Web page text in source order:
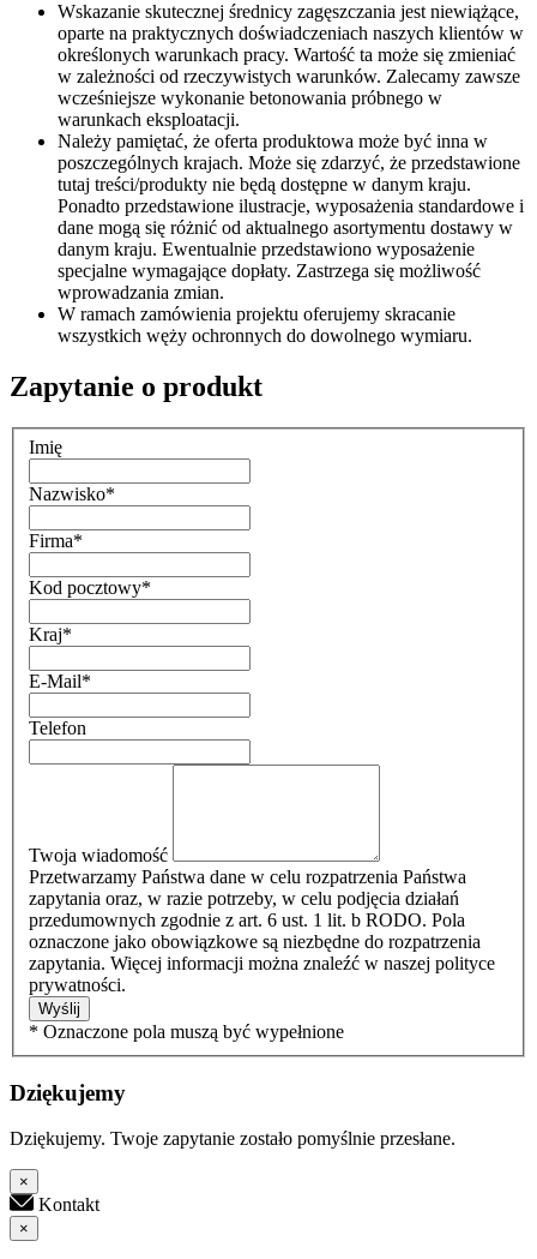
Wskazanie skutecznej średnicy zagęszczania jest niewiążące,
oparte na praktycznych doświadczeniach naszych klientów w
określonych warunkach pracy. Wartość ta może się zmieniać
w zależności od rzeczywistych warunków. Zalecamy zawsze
wcześniejsze wykonanie betonowania próbnego w
warunkach eksploatacji.
Należy pamiętać, że oferta produktowa może być inna w
poszczególnych krajach. Może się zdarzyć, że przedstawione
tutaj treści/produkty nie będą dostępne w danym kraju.
Ponadto przedstawione ilustracje, wyposażenia standardowe i
dane mogą się różnić od aktualnego asortymentu dostawy w
danym kraju. Ewentualnie przedstawiono wyposażenie
specjalne wymagające dopłaty. Zastrzega się możliwość
wprowadzania zmian.
W ramach zamówienia projektu oferujemy skracanie
wszystkich węży ochronnych do dowolnego wymiaru.
Zapytanie o produkt
Imię
Nazwisko*
Firma*
Kod pocztowy*
Kraj*
E-Mail*
Telefon
Twoja wiadomość
Przetwarzamy Państwa dane w celu rozpatrzenia Państwa
zapytania oraz, w razie potrzeby, w celu podjęcia działań
przedumownych zgodnie z art. 6 ust. 1 lit. b RODO. Pola
oznaczone jako obowiązkowe są niezbędne do rozpatrzenia
zapytania. Więcej informacji można znaleźć w naszej polityce
prywatności.
Wyślij
* Oznaczone pola muszą być wypełnione
Dziękujemy
Dziękujemy. Twoje zapytanie zostało pomyślnie przesłane.
×
Kontakt
×